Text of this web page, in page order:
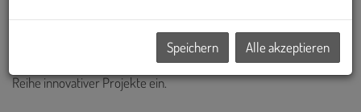
Wiens realisiert – darunter die Sanierung des historischen Palais
Epstein am Ring sowie die markanten TrIIIple Tower am
Donaukanal. Auch das VILLAGE IM DRITTEN reiht sich in diese
Reihe innovativer Projekte ein.
Speichern Alle akzeptieren